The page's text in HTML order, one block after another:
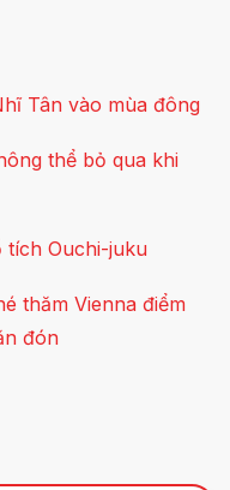
Tân vào mùa đông
thể bỏ qua khi
tích Ouchi-juku
thăm Vienna điểm
đón